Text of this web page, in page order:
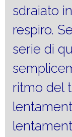
sdraiato
respiro.
serie di
ritmo del